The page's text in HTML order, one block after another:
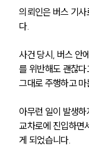
의뢰인은 버스 기
다.
사건 당시, 버스 안
를 위반해도 괜찮
그대로 주행하고 마
아무런 일이 발생
교차로에 진입하면
게 되었습니다.